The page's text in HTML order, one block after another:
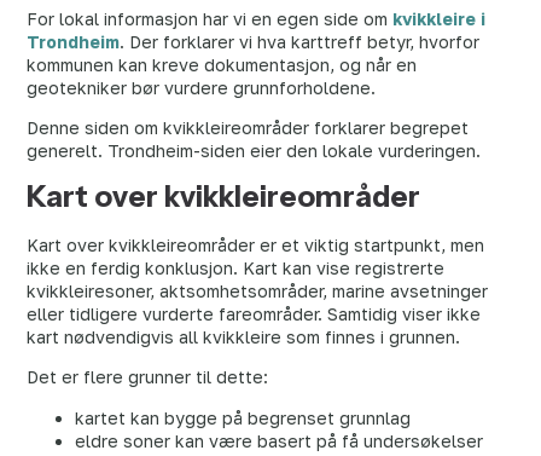
For lokal informasjon har vi en egen side om kvikkleire i
Trondheim. Der forklarer vi hva karttreff betyr, hvorfor
kommunen kan kreve dokumentasjon, og når en
geotekniker bør vurdere grunnforholdene.
Denne siden om kvikkleireområder forklarer begrepet
generelt. Trondheim-siden eier den lokale vurderingen.
Kart over kvikkleireområder
Kart over kvikkleireområder er et viktig startpunkt, men
ikke en ferdig konklusjon. Kart kan vise registrerte
kvikkleiresoner, aktsomhetsområder, marine avsetninger
eller tidligere vurderte fareområder. Samtidig viser ikke
kart nødvendigvis all kvikkleire som finnes i grunnen.
Det er flere grunner til dette:
kartet kan bygge på begrenset grunnlag
eldre soner kan være basert på få undersøkelser